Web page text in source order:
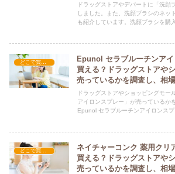
ドラッグストアやデパートに「洗顔
しました。また、洗顔ブラシのネッ
も紹介しています。洗顔ブラシを購
Epunol セラブルーチンア
買える？ドラッグストアや
売っているかを調査し、相
す。
ドラッグストアやショッピングモー
アイロンスプレー」が売っているか
Epunol セラブルーチンアイロンスプ
ネイチャーコンク 薬用クリ
買える？ドラッグストアや
売っているかを調査し、相